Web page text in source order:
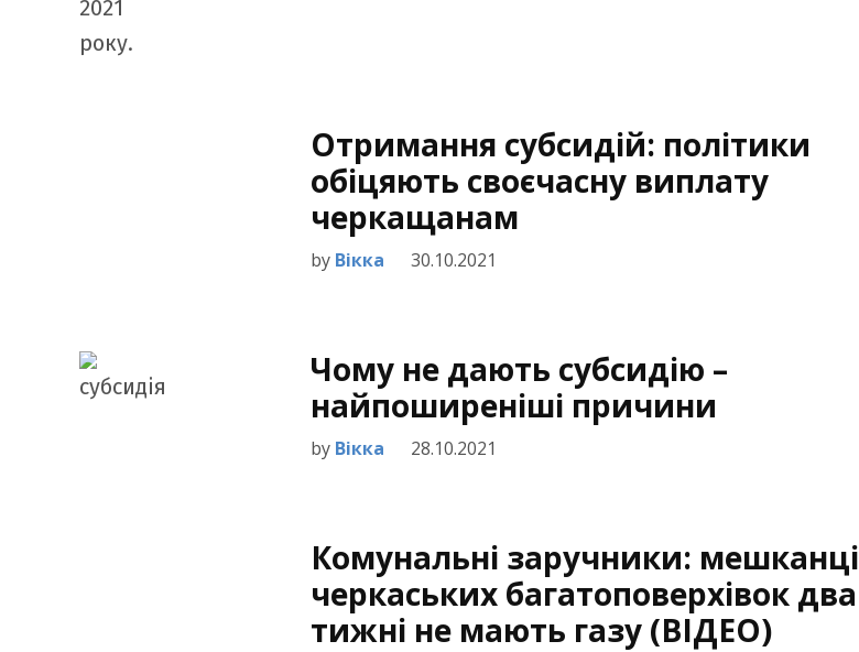
Отримання субсидій: політики
обіцяють своєчасну виплату
черкащанам
by Вікка 30.10.2021
Чому не дають субсидію –
найпоширеніші причини
by Вікка 28.10.2021
Комунальні заручники: мешканці
черкаських багатоповерхівок два
тижні не мають газу (ВІДЕО)